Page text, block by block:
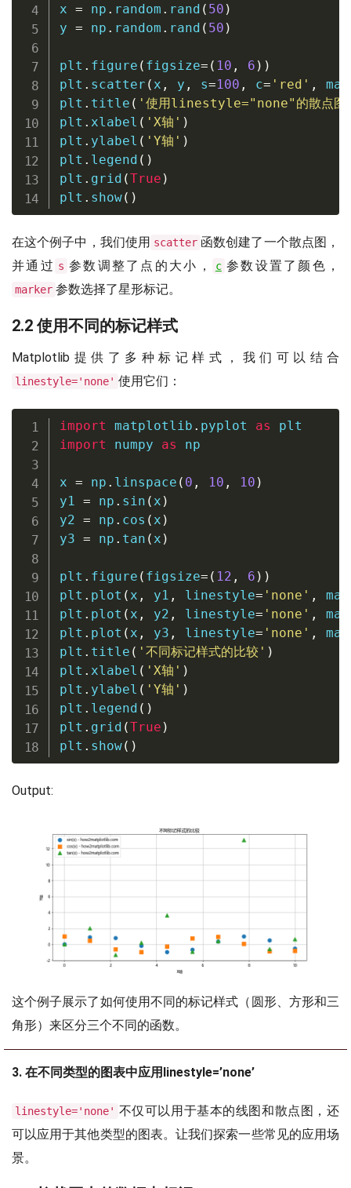
x = np . random . rand ( 50 )
y = np . random . rand ( 50 )
plt . figure ( figsize= ( 10 , 6 ) )
plt . scatter ( x , y , s=100 , c= 'red' ,
plt . title ( '使用linestyle="none"的散点
plt . xlabel ( 'X轴' )
plt . ylabel ( 'Y轴' )
plt . legend ( )
plt . grid (True )
plt . show( )
在这个例子中，我们使用 scatter 函数创建了一个散点图，
并通过 s 参数调整了点的大小， c 参数设置了颜色，
marker 参数选择了星形标记。
2.2 使用不同的标记样式
Matplotlib提供了多种标记样式，我们可以结合
linestyle='none' 使用它们：
import matplotlib . pyplot as
import numpy as np
x = np . linspace ( 0 , 10 , 10 )
y1 = np . sin ( x )
y2 = np . cos ( x )
y3 = np . tan ( x )
plt . figure ( figsize= ( 12 , 6 ) )
plt . plot ( x , y1 , linestyle= 'none' ,
plt . plot ( x , y2 , linestyle= 'none' ,
plt . plot ( x , y3 , linestyle= 'none' ,
plt . title ( '不同标记样式的比较' )
plt . xlabel ( 'X轴' )
plt . ylabel ( 'Y轴' )
plt . legend ( )
plt . grid (True )
plt . show( )
Output:
这个例子展示了如何使用不同的标记样式（圆形、方形和三
角形）来区分三个不同的函数。
3. 在不同类型的图表中应用linestyle=’none’
linestyle='none' 不仅可以用于基本的线图和散点图，还
可以应用于其他类型的图表。让我们探索一些常见的应用场
景。